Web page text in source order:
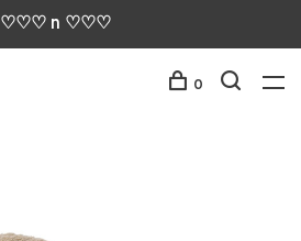
♡♡♡ n ♡♡♡
0